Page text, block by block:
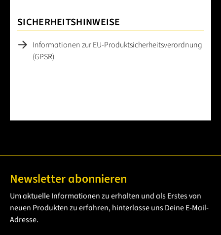
SICHERHEITSHINWEISE
Informationen zur EU-Produktsicherheitsverordnung
(GPSR)
Newsletter abonnieren
Um aktuelle Informationen zu erhalten und als Erstes von
neuen Produkten zu erfahren, hinterlasse uns Deine E-Mail-
Adresse.